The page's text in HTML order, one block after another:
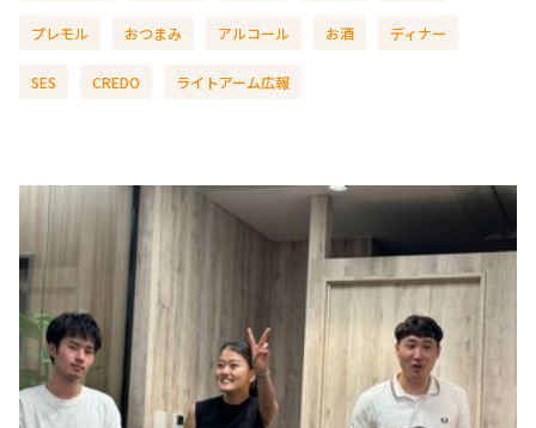
プレモル おつまみ アルコール お酒 ディナー
SES CREDO ライトアーム広報